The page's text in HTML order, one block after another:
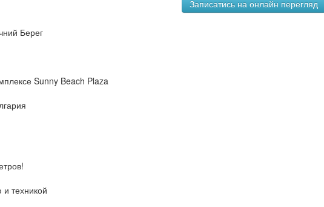
Берег
Sunny Beach Plaza
техникой